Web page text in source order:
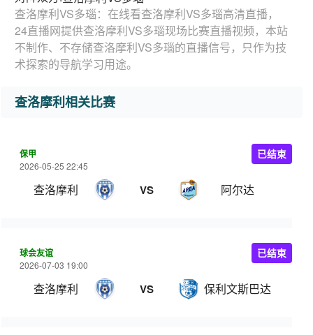
查洛摩利VS多瑙：在线看查洛摩利VS多瑙高清直播，
24直播网提供查洛摩利VS多瑙现场比赛直播视频，本站
不制作、不存储查洛摩利VS多瑙的直播信号，只作为技
术探索的导航学习用途。
查洛摩利相关比赛
保甲
2026-05-25 22:45
查洛摩利 VS 阿尔达
已结束
球会友谊
2026-07-03 19:00
查洛摩利 VS 保利文斯巴达
已结束